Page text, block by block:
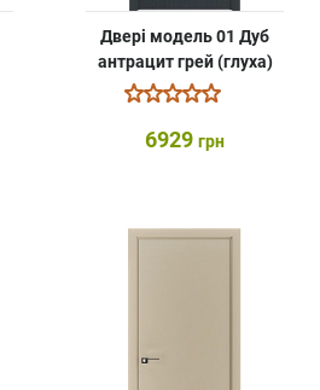
Двері модель 01 Дуб
антрацит грей (глуха)
6929 грн